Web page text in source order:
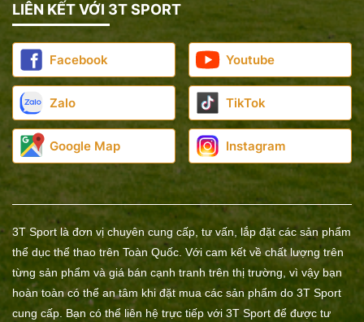
LIÊN KẾT VỚI 3T SPORT
Facebook Youtube
Zalo TikTok
Google Map Instagram
3T Sport là đơn vị chuyên cung cấp, tư vấn, lắp đặt các sản phẩm
thể dục thể thao trên Toàn Quốc. Với cam kết về chất lượng trên
từng sản phẩm và giá bán cạnh tranh trên thị trường, vì vậy bạn
hoàn toàn có thể an tâm khi đặt mua các sản phẩm do 3T Sport
cung cấp. Bạn có thể liên hệ trực tiếp với 3T Sport để được tư